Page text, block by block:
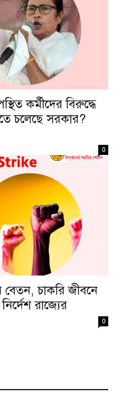
কর্মীদের বিরুদ্ধে
চলেছে সরকার?
0
চাকরি জীবনে
রাজ্যের
0